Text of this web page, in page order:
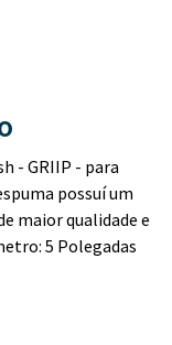
- GRIIP - para
possuí um
maior qualidade e
5 Polegadas